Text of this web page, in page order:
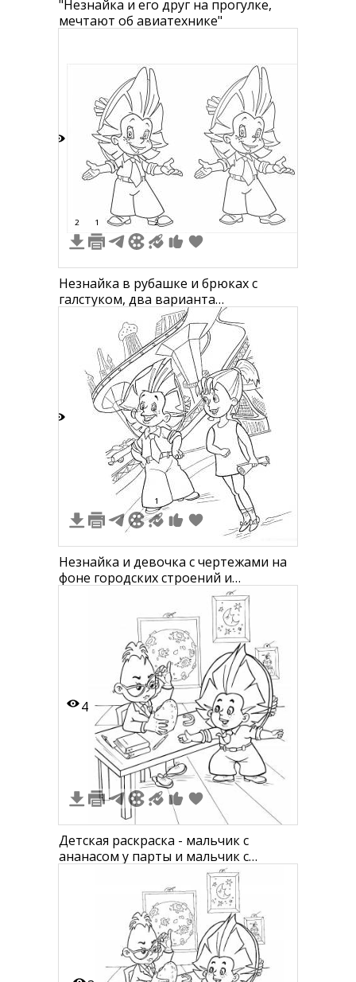
"Незнайка и его друг на прогулке,
мечтают об авиатехнике"
2 1 2
Незнайка в рубашке и брюках с
галстуком, два варианта
изображения (очерченный и
затененный)
1
Незнайка и девочка с чертежами на
фоне городских строений и
4
1
Детская раскраска - мальчик с
ананасом у парты и мальчик с
шариком в веселой позе, книги,
ручка и линейка на столе, на стене
картины с планетой и луной